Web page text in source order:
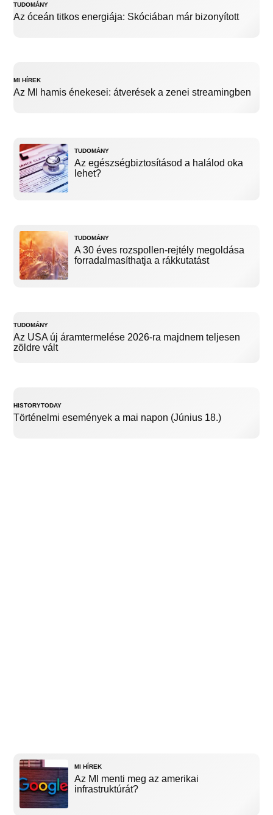
TUDOMÁNY
Az óceán titkos energiája: Skóciában már bizonyított
MI HÍREK
Az MI hamis énekesei: átverések a zenei streamingben
TUDOMÁNY
Az egészségbiztosításod a halálod oka
lehet?
TUDOMÁNY
A 30 éves rozspollen-rejtély megoldása
forradalmasíthatja a rákkutatást
TUDOMÁNY
Az USA új áramtermelése 2026-ra majdnem teljesen
zöldre vált
HISTORYTODAY
Történelmi események a mai napon (Június 18.)
MI HÍREK
Az MI menti meg az amerikai
infrastruktúrát?